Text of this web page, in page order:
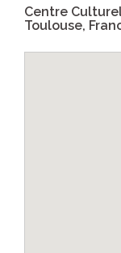
Centre
Toulouse,